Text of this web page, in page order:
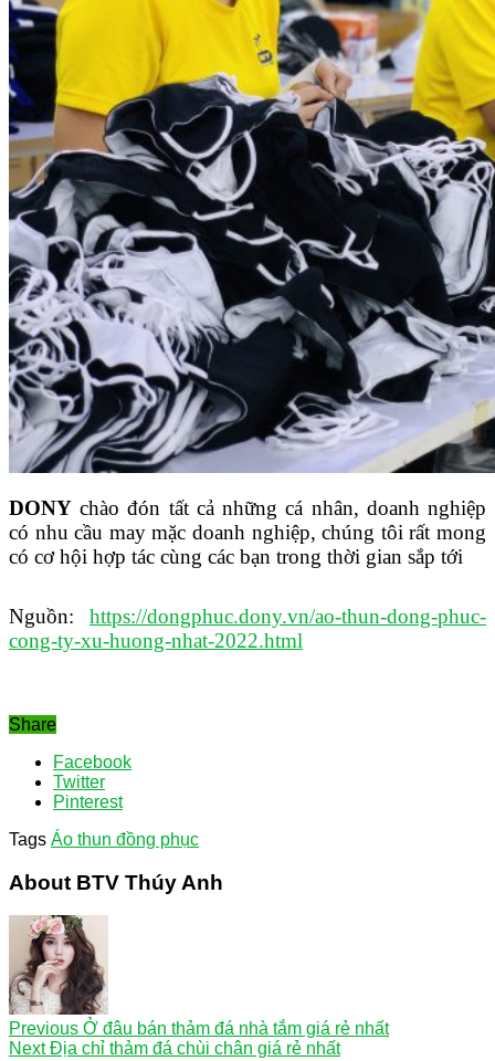
DONY chào đón tất cả những cá nhân, doanh nghiệp
có nhu cầu may mặc doanh nghiệp, chúng tôi rất mong
có cơ hội hợp tác cùng các bạn trong thời gian sắp tới
Nguồn: https://dongphuc.dony.vn/ao-thun-dong-phuc-
cong-ty-xu-huong-nhat-2022.html
Share
Facebook
Twitter
Pinterest
Tags Áo thun đồng phục
About BTV Thúy Anh
Previous Ở đâu bán thảm đá nhà tắm giá rẻ nhất
NextĐịa chỉ thảm đá chùi chân giá rẻ nhất